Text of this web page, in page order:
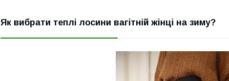
Як вибрати теплі лосини вагітній жінці на зиму?